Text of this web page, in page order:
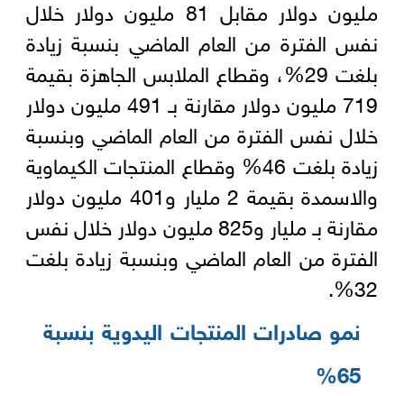
مليون دولار مقابل 81 مليون دولار خلال
نفس الفترة من العام الماضي بنسبة زيادة
بلغت 29%، وقطاع الملابس الجاهزة بقيمة
719 مليون دولار مقارنة بـ 491 مليون دولار
خلال نفس الفترة من العام الماضي وبنسبة
زيادة بلغت 46% وقطاع المنتجات الكيماوية
والاسمدة بقيمة 2 مليار و401 مليون دولار
مقارنة بـ مليار و825 مليون دولار خلال نفس
الفترة من العام الماضي وبنسبة زيادة بلغت
32%.
نمو صادرات المنتجات اليدوية بنسبة
65%